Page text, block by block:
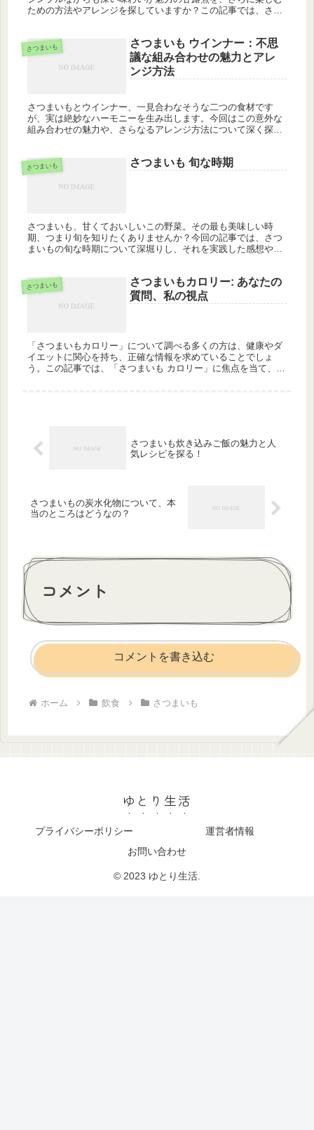
ための方法やアレンジを探していますか？この記事では、さつ
さつまいも
さつまいも ウインナー：不思
議な組み合わせの魅力とアレ
ンジ方法
さつまいもとウインナー、一見合わなそうな二つの食材です
が、実は絶妙なハーモニーを生み出します。今回はこの意外な
組み合わせの魅力や、さらなるアレンジ方法について深く探求
さつまいも さつまいも 旬な時期
さつまいも、甘くておいしいこの野菜。その最も美味しい時
期、つまり旬を知りたくありませんか？今回の記事では、さつ
まいもの旬な時期について深堀りし、それを実践した感想や結
さつまいも
さつまいもカロリー: あなたの
質問、私の視点
「さつまいもカロリー」について調べる多くの方は、健康やダ
イエットに関心を持ち、正確な情報を求めていることでしょ
う。この記事では、「さつまいも カロリー」に焦点を当て、共
さつまいも炊き込みご飯の魅力と人
気レシピを探る！
さつまいもの炭水化物について、本
当のところはどうなの？
コメント
コメントを書き込む
ホーム 飲食 さつまいも
ゆとり生活
プライバシーポリシー
運営者情報
お問い合わせ
© 2023 ゆとり生活.